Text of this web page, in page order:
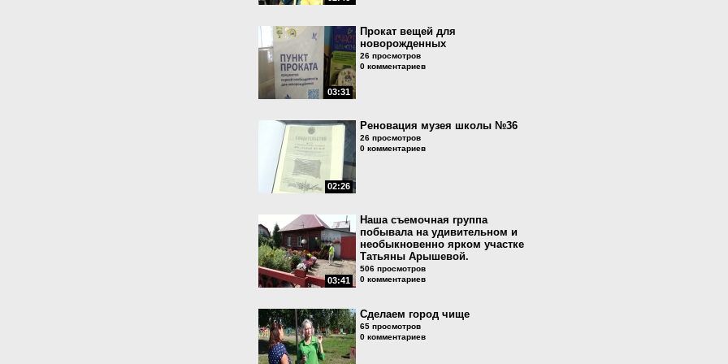
03:31
Прокат вещей для
новорожденных
26 просмотров
0 комментариев
02:26
Реновация музея школы №36
26 просмотров
0 комментариев
03:41
Наша съемочная группа
побывала на удивительном и
необыкновенно ярком участке
Татьяны Арышевой.
506 просмотров
0 комментариев
Сделаем город чище
65 просмотров
0 комментариев